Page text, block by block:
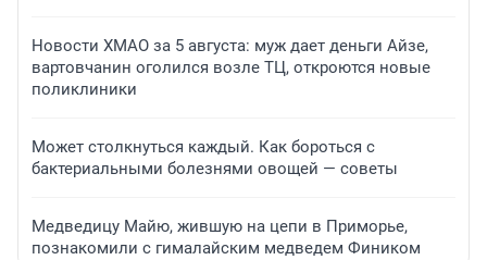
Новости ХМАО за 5 августа: муж дает деньги Айзе,
вартовчанин оголился возле ТЦ, откроются новые
поликлиники
Может столкнуться каждый. Как бороться с
бактериальными болезнями овощей — советы
Медведицу Майю, жившую на цепи в Приморье,
познакомили с гималайским медведем Фиником